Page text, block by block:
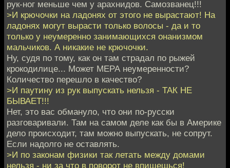
рук-ног меньше чем у арахнидов. Самозванец!!!
>И крючочки на ладонях от этого не вырастают! На
ладонях могут вырасти только волосы - да и то
только у неумеренно занимающихся онанизмом
мальчиков. А никакие не крючочки.
Ну, судя по тому, как он там страдал по рыжей
крокодилице... Может МЕРА неумеренности?
Количество перешло в качество?
>И паутину из рук выпускать нельзя - ТАК НЕ
БЫВАЕТ!!!
Нет, это вас обмануло, что они по-русски
разговаривали. Там на самом деле как бы в Америке
дело происходит, там можно выпускать, не сопрут.
Если надолго не оставлять.
>И по законам физики так летать между домами
нельзя - ни за что в поворот не впишешься!